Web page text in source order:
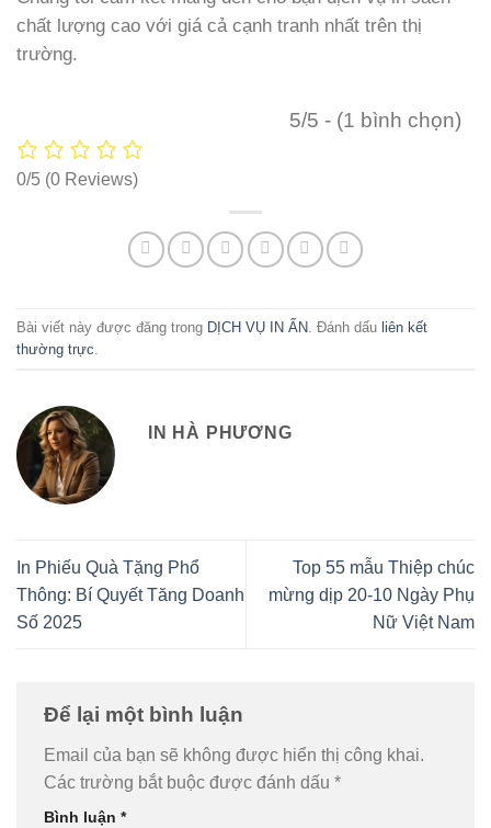
chất lượng cao với giá cả cạnh tranh nhất trên thị
trường.
5/5 - (1 bình chọn)
0/5 (0 Reviews)
Bài viết này được đăng trong DỊCH VỤ IN ẤN . Đánh dấu liên kết
thường trực
IN HÀ PHƯƠNG
In Phiếu Quà Tặng Phổ
Thông: Bí Quyết Tăng Doanh
Số 2025
Top 55 mẫu Thiệp chúc
mừng dịp 20-10 Ngày Phụ
Nữ Việt Nam
Để lại một bình luận
Email của bạn sẽ không được hiển thị công khai.
Các trường bắt buộc được đánh dấu *
Bình luận *